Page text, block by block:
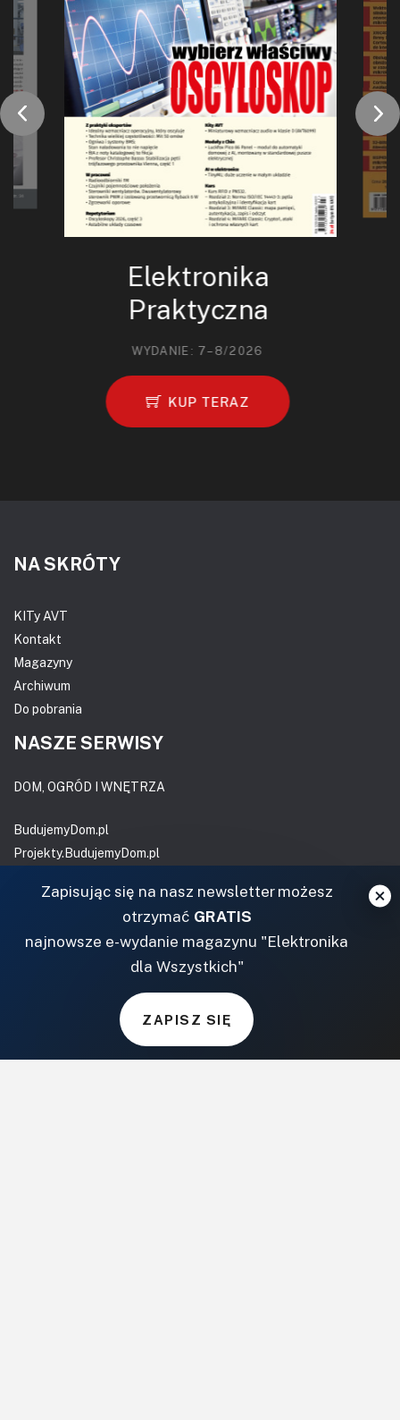
Elektronika
Praktyczna
WYDANIE: 7–8/2026
KUP TERAZ
NA SKRÓTY
KITy AVT
Kontakt
Magazyny
Archiwum
Do pobrania
NASZE SERWISY
DOM, OGRÓD I WNĘTRZA
BudujemyDom.pl
Projekty.BudujemyDom.pl
Informator Budownictwa
CzasNaWnetrze.pl
MagazynGitarzysta.pl
Zapisując się na nasz newsletter możesz
otrzymać GRATIS
najnowsze e-wydanie magazynu "Elektronika
dla Wszystkich"
ZAPISZ SIĘ